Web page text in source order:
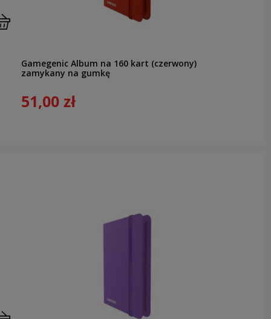
Gamegenic Album na 160 kart (czerwony)
zamykany na gumkę
51,00 zł